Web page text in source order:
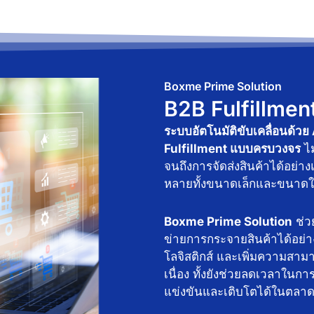
Boxme Prime Solution
B2B
ระบบอัตโนมัติขับเคลื่อนด้วย
Fulfillment แบบครบวงจรไ
จนถึงการจัดส่งสินค้าได้อย่า
หลายทั้งขนาดเล็กและขนาด
Boxme Prime Solution ช่ว
ข่ายการกระจายสินค้าได้อย่
โลจิสติกส์ และเพิ่มความสาม
เนื่อง ทั้งยังช่วยลดเวลาในก
แข่งขันและเติบโตได้ในตลา